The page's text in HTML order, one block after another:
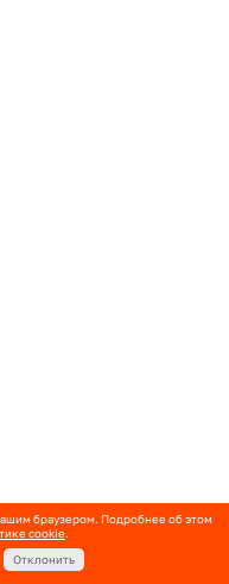
Корзина
браузером. Подробнее об этом
cookie.
Отклонить